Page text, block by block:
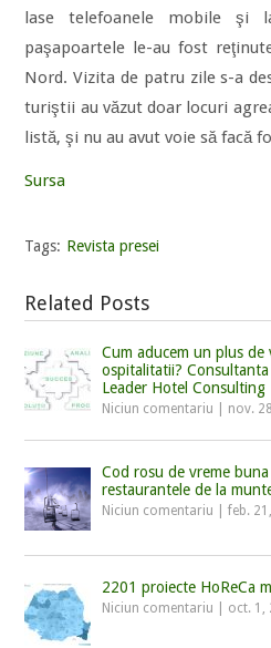
lase telefoanele mobile şi
paşapoartele le-au fost
Nord. Vizita de patru zile s-a
turiştii au văzut doar locuri
listă, şi nu au avut voie să facă
Sursa
Tags: Revista presei
Related Posts
Cum aducem un plus
ospitalitatii?
Leader Hotel Consulting
Niciun comentariu nov.
Cod rosu de vreme
restaurantele de la
Niciun comentariu |feb.
2201 proiecte HoReCa
Niciun comentariu oct. 1,